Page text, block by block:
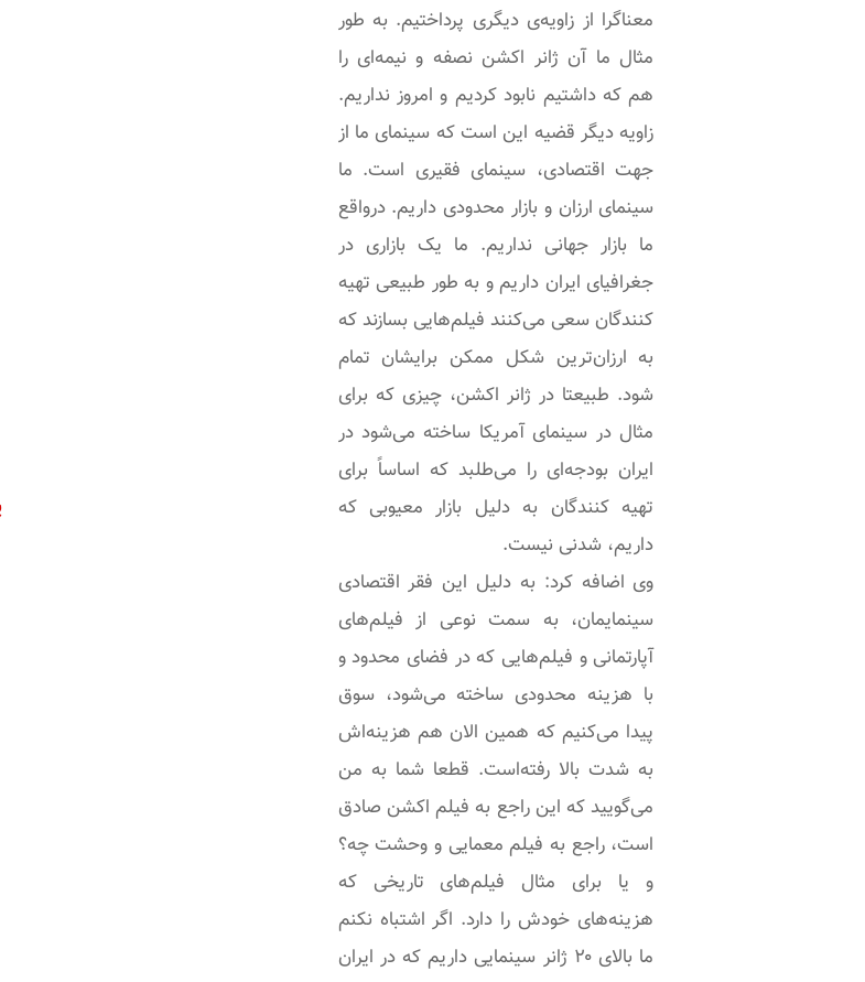
معناگرا از زاویه‌ی دیگری پرداختیم. به طور
مثال ما آن ژانر اکشن نصفه و نیمه‌ای را
هم که داشتیم نابود کردیم و امروز نداریم.
زاویه دیگر قضیه این است که سینمای ما از
جهت اقتصادی، سینمای فقیری است. ما
سینمای ارزان و بازار محدودی داریم. درواقع
ما بازار جهانی نداریم. ما یک بازاری در
جغرافیای ایران داریم و به طور طبیعی تهیه
کنندگان سعی می‌کنند فیلم‌هایی بسازند که
به ارزان‌ترین شکل ممکن برایشان تمام
شود. طبیعتا در ژانر اکشن، چیزی که برای
مثال در سینمای آمریکا ساخته می‌شود در
ایران بودجه‌ای را می‌طلبد که اساساً برای
تهیه کنندگان به دلیل بازار معیوبی که
داریم، شدنی نیست.
وی اضافه کرد: به دلیل این فقر اقتصادی
سینمایمان، به سمت نوعی از فیلم‌های
آپارتمانی و فیلم‌هایی که در فضای محدود و
با هزینه محدودی ساخته می‌شود، سوق
پیدا می‌کنیم که همین الان هم هزینه‌اش
به شدت بالا رفته‌است. قطعا شما به من
می‌گویید که این راجع به فیلم اکشن صادق
است، راجع به فیلم معمایی و وحشت چه؟
و یا برای مثال فیلم‌های تاریخی که
هزینه‌های خودش را دارد. اگر اشتباه نکنم
ما بالای ۲۰ ژانر سینمایی داریم که در ایران